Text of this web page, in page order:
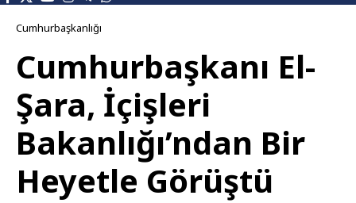
Cumhurbaşkanlığı
Cumhurbaşkanı El-
Şara, İçişleri
Bakanlığı’ndan Bir
Heyetle Görüştü